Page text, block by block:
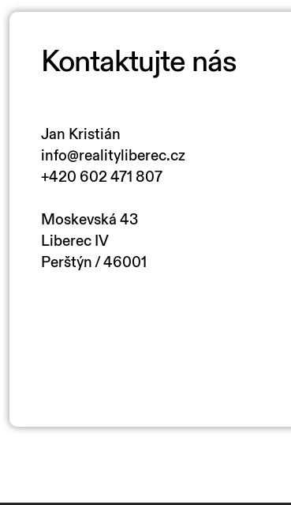
Kontaktujte nás
Jan Kristián
info@realityliberec.cz
+420 602 471 807
Moskevská 43
Liberec IV
Perštýn / 46001